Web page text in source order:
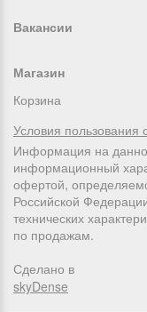
Вакансии
Магазин
Корзина
Условия пользования
Информация на
информационный
офертой,
Российской
технических
по продажам.
Сделано в
skyDense